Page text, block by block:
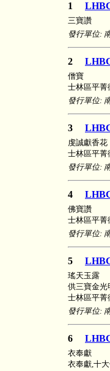
1
三寶讚
發行單位:
2
僧寶
士林區平菁
發行單位:
3
虔誠獻香花
士林區平菁
發行單位:
4
佛寶讚
士林區平菁
發行單位:
5
瑤天玉露
供三寶金光
士林區平菁
發行單位:
6
衣奉獻
衣奉獻,十